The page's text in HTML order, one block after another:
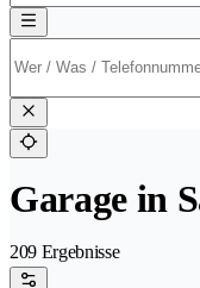
Garage in
209 Ergebnisse